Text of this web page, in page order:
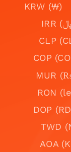
KRW (₩)
CLP
COP
MUR
RON
DOP
TWD
AOA